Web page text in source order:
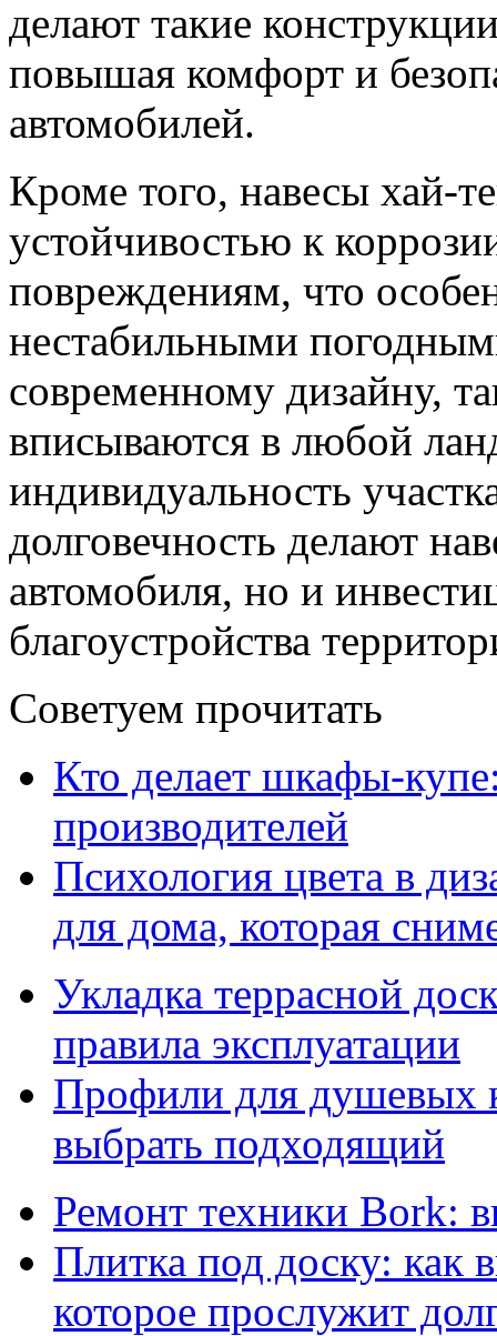
делают такие
повышая комфорт и
автомобилей.
Кроме того, навесы хай-
устойчивостью к
повреждениям, что
нестабильными
современному дизайну,
вписываются в любой
индивидуальность
долговечность делают
автомобиля, но и
благоустройства
Советуем прочитать
Кто делает шкафы-
производителей
Психология цвета в
для дома, которая
Укладка террасной
правила эксплуатации
Профили для душевых
выбрать подходящий
Ремонт техники Bork:
Плитка под доску: как
которое прослужит